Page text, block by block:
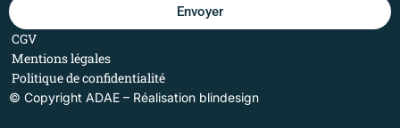
Envoyer
CGV
Mentions légales
Politique de confidentialité
© Copyright ADAE – Réalisation blindesign